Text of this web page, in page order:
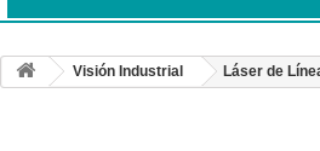
Visión Industrial Láser de